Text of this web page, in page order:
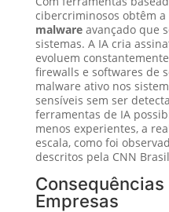
cibercriminosos obtêm
malwareavançado que
sistemas. A IA cria
evoluem
firewalls e softwares de
malware ativo nos
sensíveis sem ser
ferramentas de IA
menos experientes, a
escala, como foi
descritos pela CNN
Empresas